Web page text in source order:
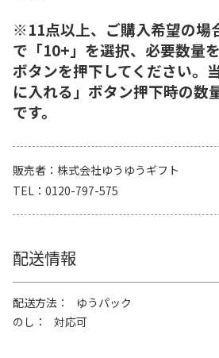
※11点以上、ご購入希望の場
で「10+」を選択、必要数量
ボタンを押下してください。
に入れる」ボタン押下時の数
です。
販売者
株式会社ゆうゆうギフト
TEL
0120-797-575
配送情報
配送方法
ゆうパック
のし
対応可